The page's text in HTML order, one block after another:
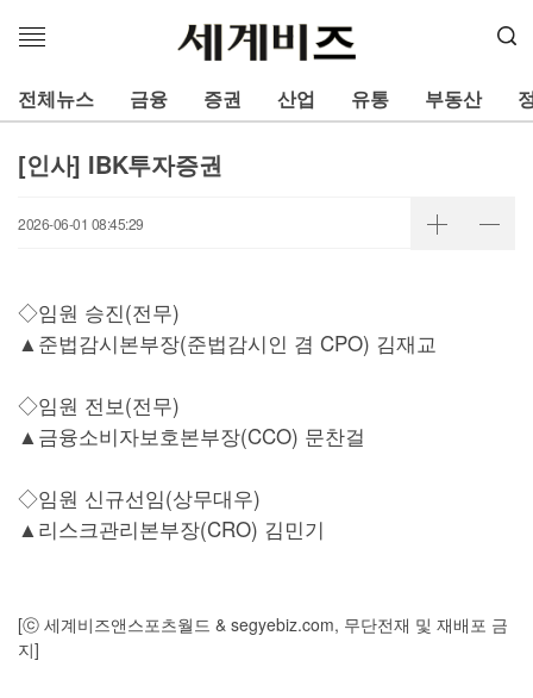
메
열
기
전체뉴스 금융 증권 산업 유통 부동산
[인사] IBK투자증권
2026-06-01 08:45:29
◇임원 승진(전무)
▲준법감시본부장(준법감시인 겸 CPO) 김재교
◇임원 전보(전무)
▲금융소비자보호본부장(CCO) 문찬걸
◇임원 신규선임(상무대우)
▲리스크관리본부장(CRO) 김민기
[ⓒ 세계비즈앤스포츠월드 & segyebiz.com, 무단전재 및 재배포 금
지]